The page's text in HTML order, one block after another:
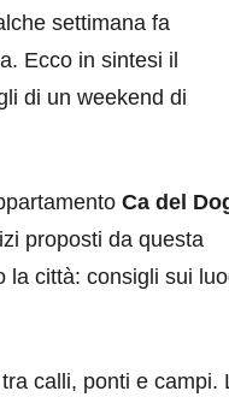
settimana fa
Ecco in sintesi il
di un weekend di
Ca del
proposti da questa
la città: consigli sui
calli, ponti e campi.